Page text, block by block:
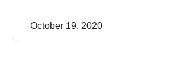
October 19, 2020